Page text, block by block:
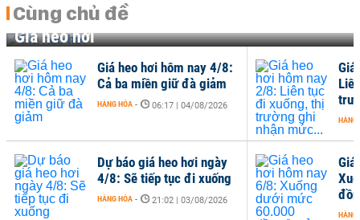
Cùng chủ đề
Giá heo hơi
HÀNG
Giá heo hơi hôm nay 4/8:
Cả ba miền giữ đà giảm
HÀNG HÓA - 06:17 | 04/08/2026
Dự báo giá heo hơi ngày
4/8: Sẽ tiếp tục đi xuống
HÀNG HÓA - 21:02 | 03/08/2026
HÀNG